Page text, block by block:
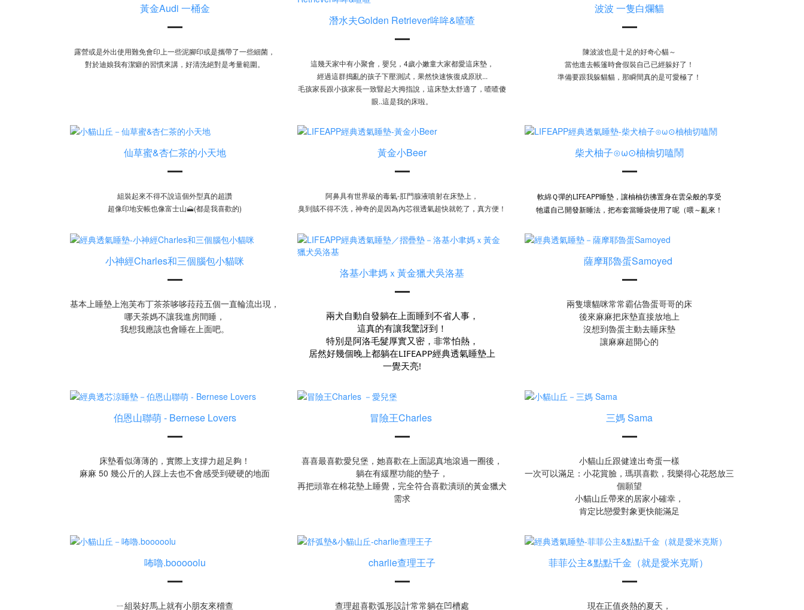
黃金Audi 一桶金
露營或是外出使用難免會印上一些泥腳印或是攜帶了一些細菌，
對於迪娘我有潔癖的習慣來講，好清洗絕對是考量範圍。
潛水夫Golden Retriever哞哞&喳喳
這幾天家中有小聚會，嬰兒，4歲小嫩童大家都愛這床墊，
經過這群搗亂的孩子下壓測試，果然快速恢復成原狀...
毛孩家長跟小孩家長一致豎起大拇指說，這床墊太舒適了，喳喳傻
眼..這是我的床啦。
波波 一隻白爛貓
陳波波也是十足的好奇心貓～
當他進去帳篷時會假裝自己已經躲好了！
準備要跟我躲貓貓，那瞬間真的是可愛極了！
仙草蜜&杏仁茶的小天地
組裝起來不得不說這個外型真的超讚
超像印地安帳也像富士山🗻(都是我喜歡的)
黃金小Beer
阿鼻具有世界級的毒氣-肛門腺液噴射在床墊上，
臭到賊不得不洗 ， 神奇的是因為內芯很透氣超快就乾了 ， 真方便！
柴犬柚子⊙ω⊙柚柚切嗑鬧
軟綿Ｑ彈的LIFEAPP睡墊，讓柚柚彷彿置身在雲朵般的享受
牠還自己開發新睡法，把布套當睡袋使用了呢（喂～亂來！
小神經Charles和三個腦包小貓咪
基本上睡墊上泡芙布丁茶茶哆哆菈菈五個一直輪流出現，
哪天茶媽不讓我進房間睡，
我想我應該也會睡在上面吧。
洛基小聿媽ｘ黃金獵犬吳洛基
兩犬自動自發躺在上面睡到不省人事，
這真的有讓我驚訝到！
特別是阿洛毛髮厚實又密，非常怕熱，
居然好幾個晚上都躺在LIFEAPP經典透氣睡墊上
一覺天亮!
薩摩耶魯蛋Samoyed
兩隻壞貓咪常常霸佔魯蛋哥哥的床
後來麻麻把床墊直接放地上
沒想到魯蛋主動去睡床墊
讓麻麻超開心的
伯恩山聯萌 - Bernese Lovers
床墊看似薄薄的，實際上支撐力超足夠！
麻麻 50 幾公斤的人踩上去也不會感受到硬硬的地面
冒險王Charles
喜喜最喜歡愛兒堡，她喜歡在上面認真地滾過一圈後，
躺在有緩壓功能的墊子，
再把頭靠在棉花墊上睡覺 ， 完全符合喜歡潰頭的黃金獵犬
需求
三媽 Sama
小貓山丘跟健達出奇蛋一樣
一次可以滿足：小花賞臉，瑪琪喜歡，我樂得心花怒放三
個願望
小貓山丘帶來的居家小確幸，
肯定比戀愛對象更快能滿足
咘嚕.booooolu
ㄧ組裝好馬上就有小朋友來稽查
charlie查理王子
查理超喜歡弧形設計常常躺在凹槽處
菲菲公主&點點千金（就是愛米克斯）
現在正值炎熱的夏天，